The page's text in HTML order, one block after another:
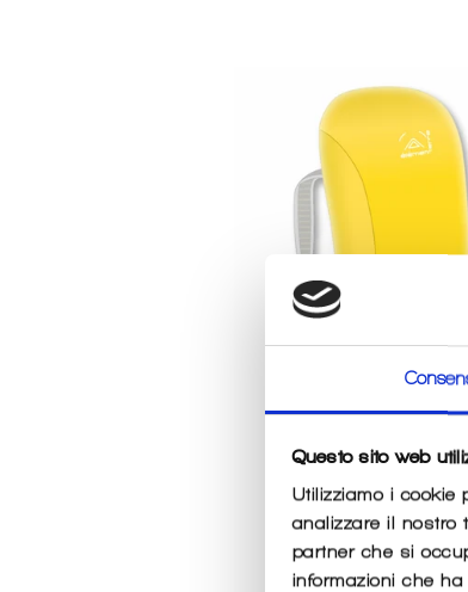
Questo sito web
Utilizziamo i cookie
analizzare il nostro
partner che si
informazioni che